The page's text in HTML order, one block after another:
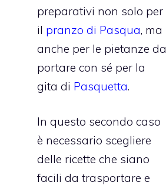
preparativi non solo per
il pranzo di Pasqua, ma
anche per le pietanze da
portare con sé per la
gita di Pasquetta.
In questo secondo caso
è necessario scegliere
delle ricette che siano
facili da trasportare e